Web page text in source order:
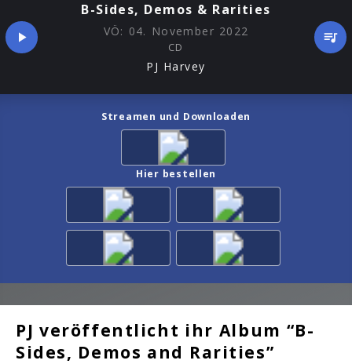
B-Sides, Demos & Rarities
VÖ: 04. November 2022
CD
PJ Harvey
Streamen und Downloaden
Hier bestellen
PJ veröffentlicht ihr Album “B-
Sides, Demos and Rarities”